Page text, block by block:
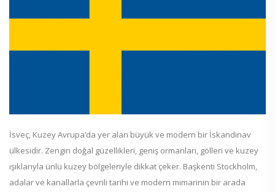
İsveç, Kuzey Avrupa’da yer alan büyük ve modern bir İskandinav
ülkesidir. Zengin doğal güzellikleri, geniş ormanları, gölleri ve kuzey
ışıklarıyla ünlü kuzey bölgeleriyle dikkat çeker. Başkenti Stockholm,
adalar ve kanallarla çevrili tarihi ve modern mimarinin bir arada